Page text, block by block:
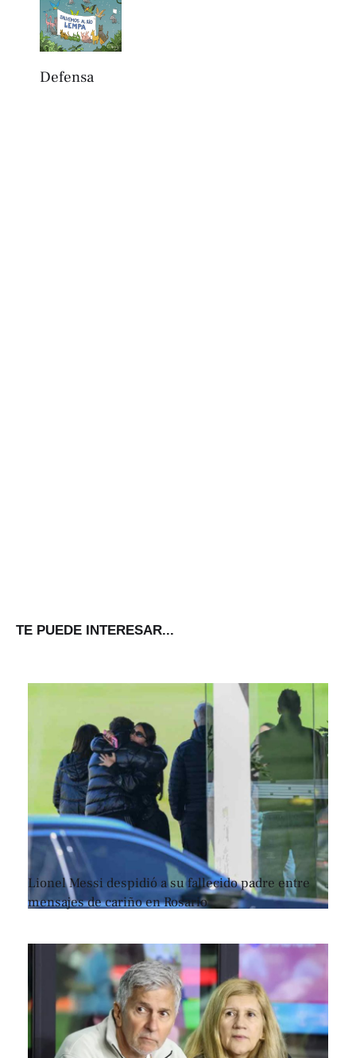
Defensa
TE PUEDE INTERESAR...
Lionel Messi despidió a su fallecido padre entre
mensajes de cariño en Rosario